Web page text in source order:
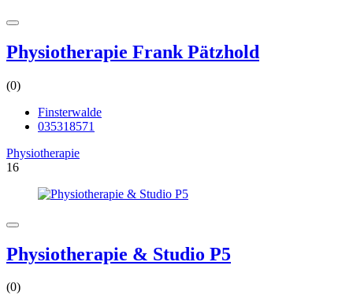
Physiotherapie Frank Pätzhold
(0)
Finsterwalde
035318571
Physiotherapie
16
Physiotherapie & Studio P5
(0)